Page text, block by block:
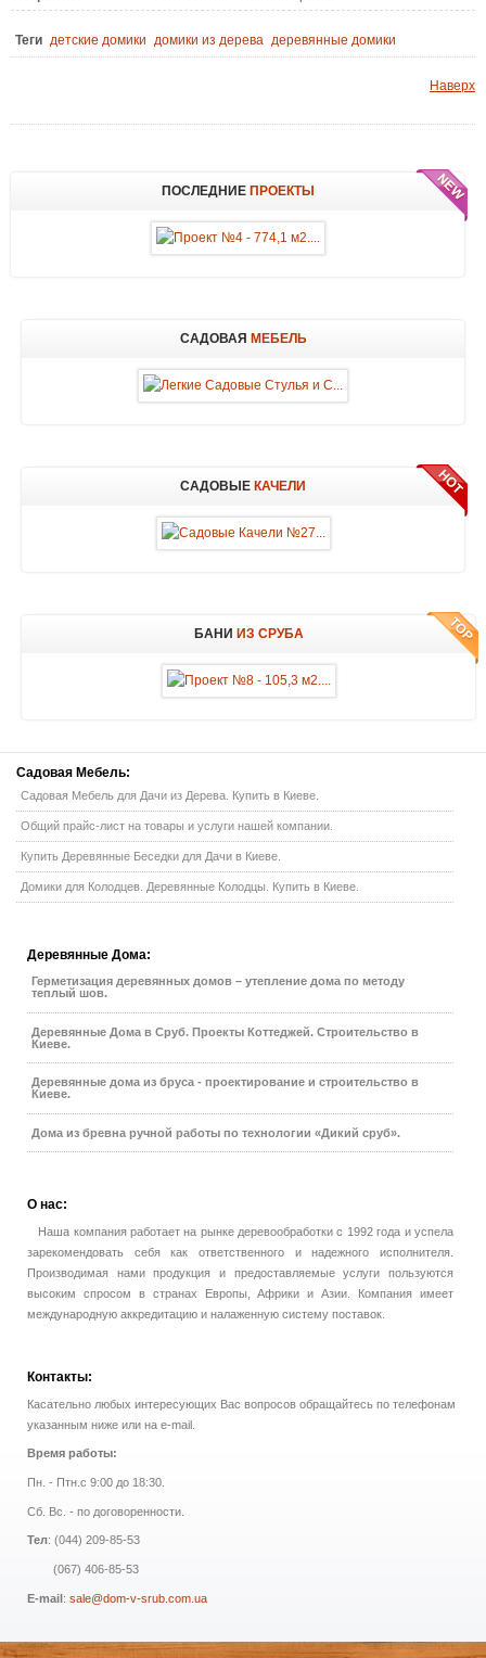
Теги детские домики домики из дерева деревянные домики
Наверх
ПОСЛЕДНИЕПРОЕКТЫ
САДОВАЯ МЕБЕЛЬ
САДОВЫЕ КАЧЕЛИ
БАНИ ИЗ СРУБА
Садовая Мебель:
Садовая Мебель для Дачи из Дерева. Купить в Киеве.
Общий прайс-лист на товары и услуги нашей компании.
Купить Деревянные Беседки для Дачи в Киеве.
Домики для Колодцев. Деревянные Колодцы. Купить в Киеве.
Деревянные Дома:
Герметизация деревянных домов – утепление дома по методу
теплый шов.
Деревянные Дома в Сруб. Проекты Коттеджей. Строительство в
Киеве.
Деревянные дома из бруса - проектирование и строительство в
Киеве.
Дома из бревна ручной работы по технологии «Дикий сруб».
О нас:
Наша компания работает на рынке деревообработки с 1992 года и успела
зарекомендовать себя как ответственного и надежного исполнителя.
Производимая нами продукция и предоставляемые услуги пользуются
высоким спросом в странах Европы, Африки и Азии. Компания имеет
международную аккредитацию и налаженную систему поставок.
Контакты:
Касательно любых интересующих Вас вопросов обращайтесь по телефонам
указанным ниже или на e-mail.
Время работы:
Пн. - Птн.с 9:00 до 18:30.
Сб. Вс. - по договоренности.
Тел: (044) 209-85-53
(067) 406-85-53
E-mail: sale@dom-v-srub.com.ua